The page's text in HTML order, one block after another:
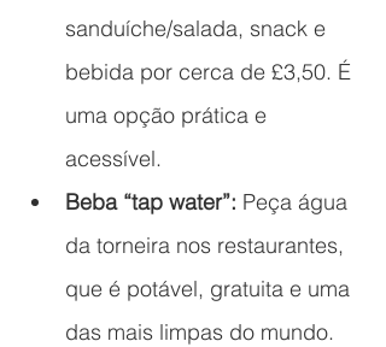
sanduíche/salada, snack e
bebida por cerca de £3,50. É
uma opção prática e
acessível.
Beba “tap water”: Peça água
da torneira nos restaurantes,
que é potável, gratuita e uma
das mais limpas do mundo.